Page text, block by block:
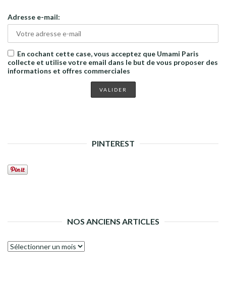
Adresse e-mail:
En cochant cette case, vous acceptez que Umami Paris
collecte et utilise votre email dans le but de vous proposer des
informations et offres commerciales
PINTEREST
NOS ANCIENS ARTICLES
Nos